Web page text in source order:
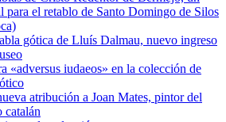
para el retablo de Santo Domingo de Silos
gótica de Lluís Dalmau, nuevo ingreso
«adversus iudaeos» en la colección de
atribución a Joan Mates, pintor del
catalán